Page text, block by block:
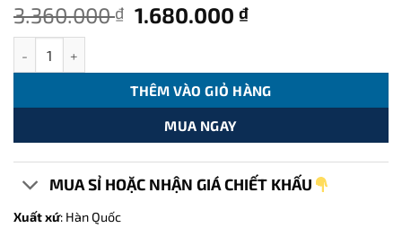
3.360.000₫ Giá
3.360.000 ₫.
1.680.000₫Giá
là:
1.680.000 ₫.
THÊM VÀO GIỎ HÀNG
MUA NGAY
MUA SỈ HOẶC NHẬN GIÁ CHIẾT KHẤU
Xuất xứ: Hàn Quốc